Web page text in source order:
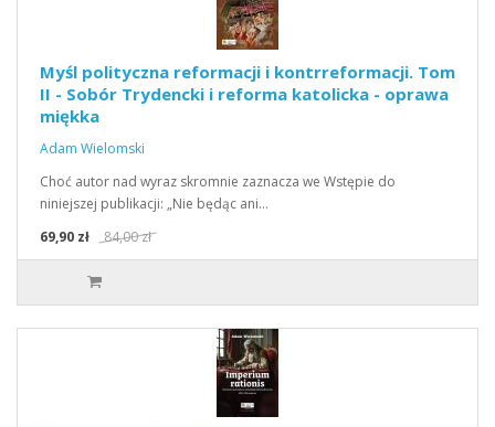
Myśl polityczna reformacji i kontrreformacji. Tom
II - Sobór Trydencki i reforma katolicka - oprawa
miękka
Adam Wielomski
Choć autor nad wyraz skromnie zaznacza we Wstępie do
niniejszej publikacji: „Nie będąc ani…
69,90 zł
84,00 zł